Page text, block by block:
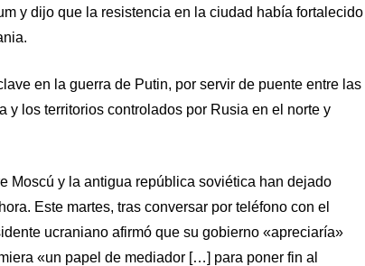
y dijo que la resistencia en la ciudad había fortalecido
en la guerra de Putin, por servir de puente entre las
y los territorios controlados por Rusia en el norte y
Moscú y la antigua república soviética han dejado
Este martes, tras conversar por teléfono con el
ucraniano afirmó que su gobierno «apreciaría»
«un papel de mediador […] para poner fin al